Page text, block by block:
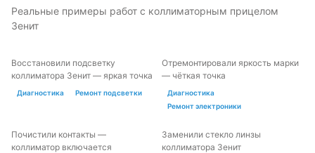
Реальные примеры работ с коллиматорным прицелом
Зенит
ДО
Восстановили подсветку
коллиматора Зенит — яркая точка
Диагностика Ремонт подсветки
ДО ПОСЛЕ
Отремонтировали яркость марки
— чёткая точка
Диагностика
Ремонт электроники
ДО
Почистили контакты —
коллиматор включается
ДО
Заменили стекло линзы
коллиматора Зенит